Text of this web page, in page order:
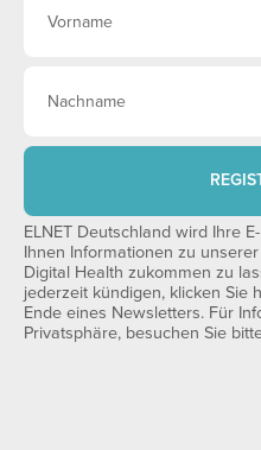
ELNET Deutschland wird Ihre
Ihnen Informationen zu
Digital Health zukommen zu
jederzeit kündigen, klicken Sie
Ende eines Newsletters. Für
Privatsphäre, besuchen Sie